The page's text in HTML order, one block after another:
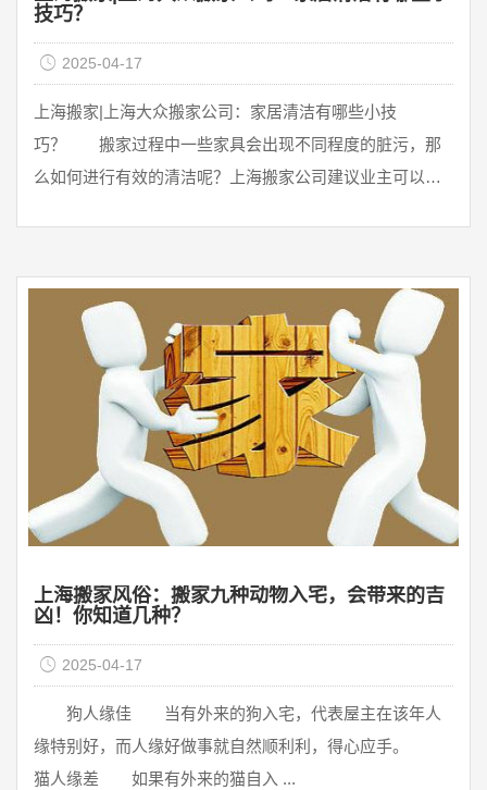
技巧？
2025-04-17
上海搬家|上海大众搬家公司：家居清洁有哪些小技
巧？ 搬家过程中一些家具会出现不同程度的脏污，那
么如何进行有效的清洁呢？上海搬家公司建议业主可以通
上海搬家风俗：搬家九种动物入宅，会带来的吉
凶！你知道几种？
2025-04-17
狗人缘佳 当有外来的狗入宅，代表屋主在该年人
缘特别好，而人缘好做事就自然顺利利，得心应手。
猫人缘差 如果有外来的猫自入 ...